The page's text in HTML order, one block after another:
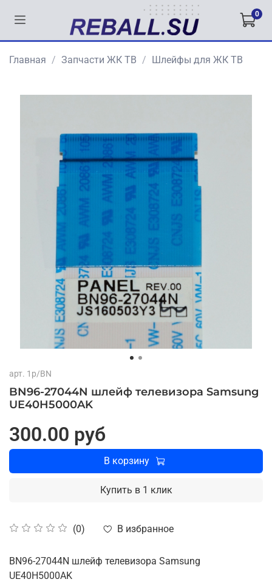
0
Главная Запчасти ЖК ТВ Шлейфы для ЖК ТВ
арт. 1p/BN
BN96-27044N шлейф телевизора Samsung
UE40H5000AK
(0) В избранное
300.00 руб
В корзину
Купить в 1 клик
BN96-27044N шлейф телевизора Samsung
UE40H5000AK